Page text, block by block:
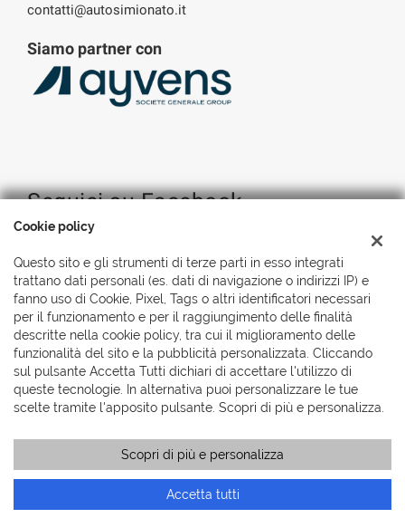
contatti@autosimionato.it
Siamo partner con
Seguici su Facebook
Copyright © 2026 Automobili Simionato S.r.l., Tutti i diritti
riservati-Leggi l'informativa sulla privacy-Cookie Policy
Cookie policy
Questo sito e gli strumenti di terze parti in esso integrati
trattano dati personali (es. dati di navigazione o indirizzi IP) e
fanno uso di Cookie, Pixel, Tags o altri identificatori necessari
per il funzionamento e per il raggiungimento delle finalità
descritte nella cookie policy, tra cui il miglioramento delle
funzionalità del sito e la pubblicità personalizzata. Cliccando
sul pulsante Accetta Tutti dichiari di accettare l'utilizzo di
queste tecnologie. In alternativa puoi personalizzare le tue
scelte tramite l'apposito pulsante. Scopri di più e personalizza.
Scopri di più e personalizza
Accetta tutti